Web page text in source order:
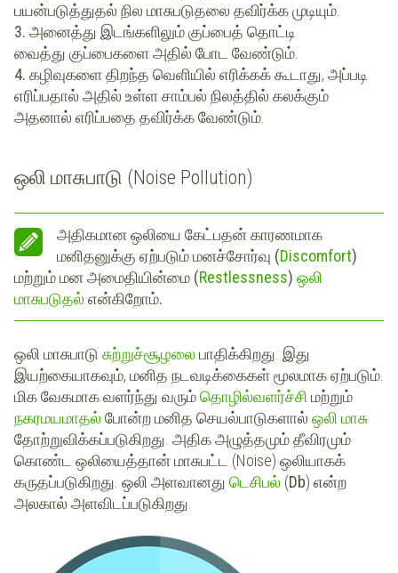
பயன்படுத்துதல் நில மாசுபடுதலை தவிர்க்க முடியும்.
3. அனைத்து இடங்களிலும் குப்பைத் தொட்டி
வைத்து குப்பைகளை அதில் போட வேண்டும்.
4. கழிவுகளை திறந்த வெளியில் எரிக்கக் கூடாது, அப்படி
எரிப்பதால் அதில் உள்ள சாம்பல் நிலத்தில் கலக்கும்
அதனால் எரிப்பதை தவிர்க்க வேண்டும்.
ஒலி மாசுபாடு (Noise Pollution)
அதிகமான ஒலியை கேட்பதன் காரணமாக
மனிதனுக்கு ஏற்படும் மனச்சோர்வு (Discomfort)
மற்றும் மன அமைதியின்மை (Restlessness) ஒலி
மாசுபடுதல் என்கிறோம்.
ஒலி மாசுபாடு சுற்றுச்சூழலை பாதிக்கிறது. இது
இயற்கையாகவும், மனித நடவடிக்கைகள் மூலமாக ஏற்படும்.
மிக வேகமாக வளர்ந்து வரும்தொழில்வளர்ச்சி மற்றும்
நகரமயமாதல் போன்ற மனித செயல்பாடுகளால் ஒலி மாசு
தோற்றுவிக்கப்படுகிறது. அதிக அழுத்தமும் தீவிரமும்
கொண்ட ஒலியைத்தான் மாசுபட்ட (Noise) ஒலியாகக்
கருதப்படுகிறது. ஒலி அளவானது டெசிபல் (Db) என்ற
அலகால் அளவிடப்படுகிறது.